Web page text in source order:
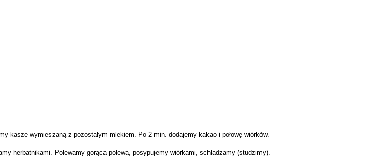
kaszę wymieszaną z pozostałym mlekiem. Po 2 min. dodajemy kakao i połowę wiórków.
herbatnikami. Polewamy gorącą polewą, posypujemy wiórkami, schładzamy (studzimy).